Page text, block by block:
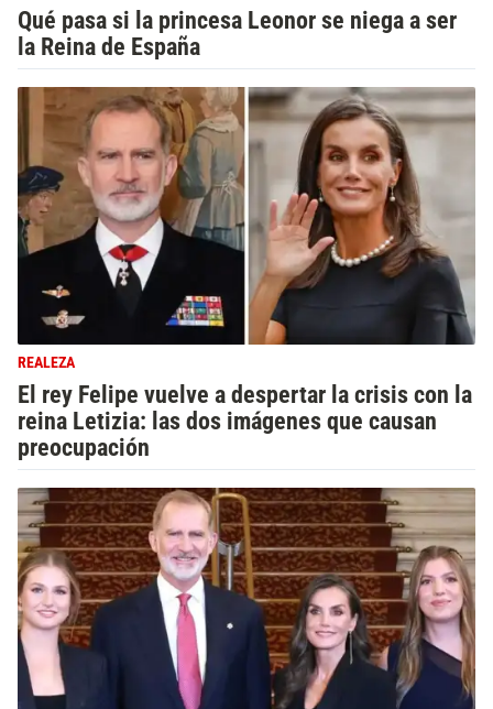
Qué pasa si la princesa Leonor se niega a ser
la Reina de España
REALEZA
El rey Felipe vuelve a despertar la crisis con la
reina Letizia: las dos imágenes que causan
preocupación